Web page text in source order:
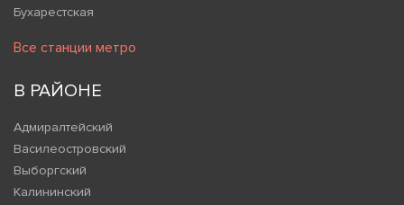
Бухарестская
Все станции метро
В РАЙОНЕ
Адмиралтейский
Василеостровский
Выборгский
Калининский